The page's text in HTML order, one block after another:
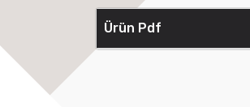
Ürün Pdf